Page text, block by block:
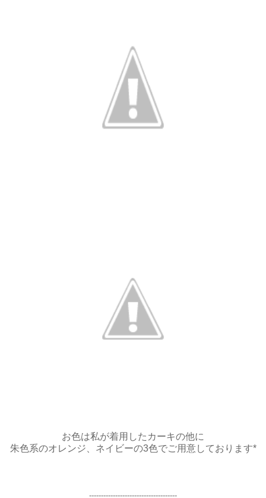
お色は私が着用したカーキの他に
朱色系のオレンジ、ネイビーの3色でご用意しております*
-------------------------------------